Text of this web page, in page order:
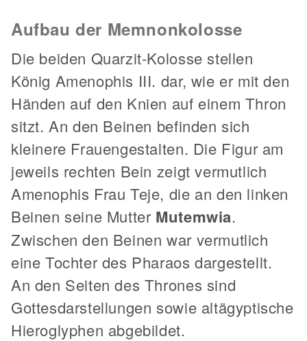
Aufbau der Memnonkolosse
Die beiden Quarzit-Kolosse stellen
König Amenophis III. dar, wie er mit den
Händen auf den Knien auf einem Thron
sitzt. An den Beinen befinden sich
kleinere Frauengestalten. Die Figur am
jeweils rechten Bein zeigt vermutlich
Amenophis Frau Teje, die an den linken
Beinen seine Mutter Mutemwia.
Zwischen den Beinen war vermutlich
eine Tochter des Pharaos dargestellt.
An den Seiten des Thrones sind
Gottesdarstellungen sowie altägyptische
Hieroglyphen abgebildet.